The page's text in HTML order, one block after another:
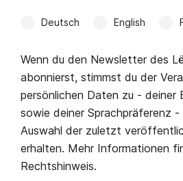
Deutsch English
Wenn du den Newsletter des
abonnierst, stimmst du der
persönlichen Daten zu - deiner
sowie deiner Sprachpräferenz -
Auswahl der zuletzt
erhalten. Mehr Informationen
Rechtshinweis.